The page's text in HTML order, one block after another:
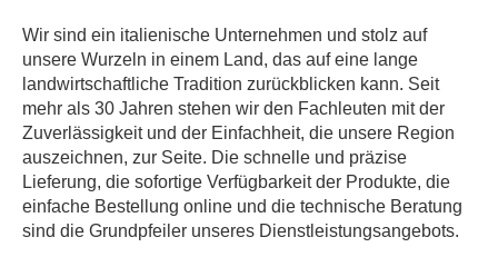
Wir sind ein italienische Unternehmen und stolz auf
unsere Wurzeln in einem Land, das auf eine lange
landwirtschaftliche Tradition zurückblicken kann. Seit
mehr als 30 Jahren stehen wir den Fachleuten mit der
Zuverlässigkeit und der Einfachheit, die unsere Region
auszeichnen, zur Seite. Die schnelle und präzise
Lieferung, die sofortige Verfügbarkeit der Produkte, die
einfache Bestellung online und die technische Beratung
sind die Grundpfeiler unseres Dienstleistungsangebots.